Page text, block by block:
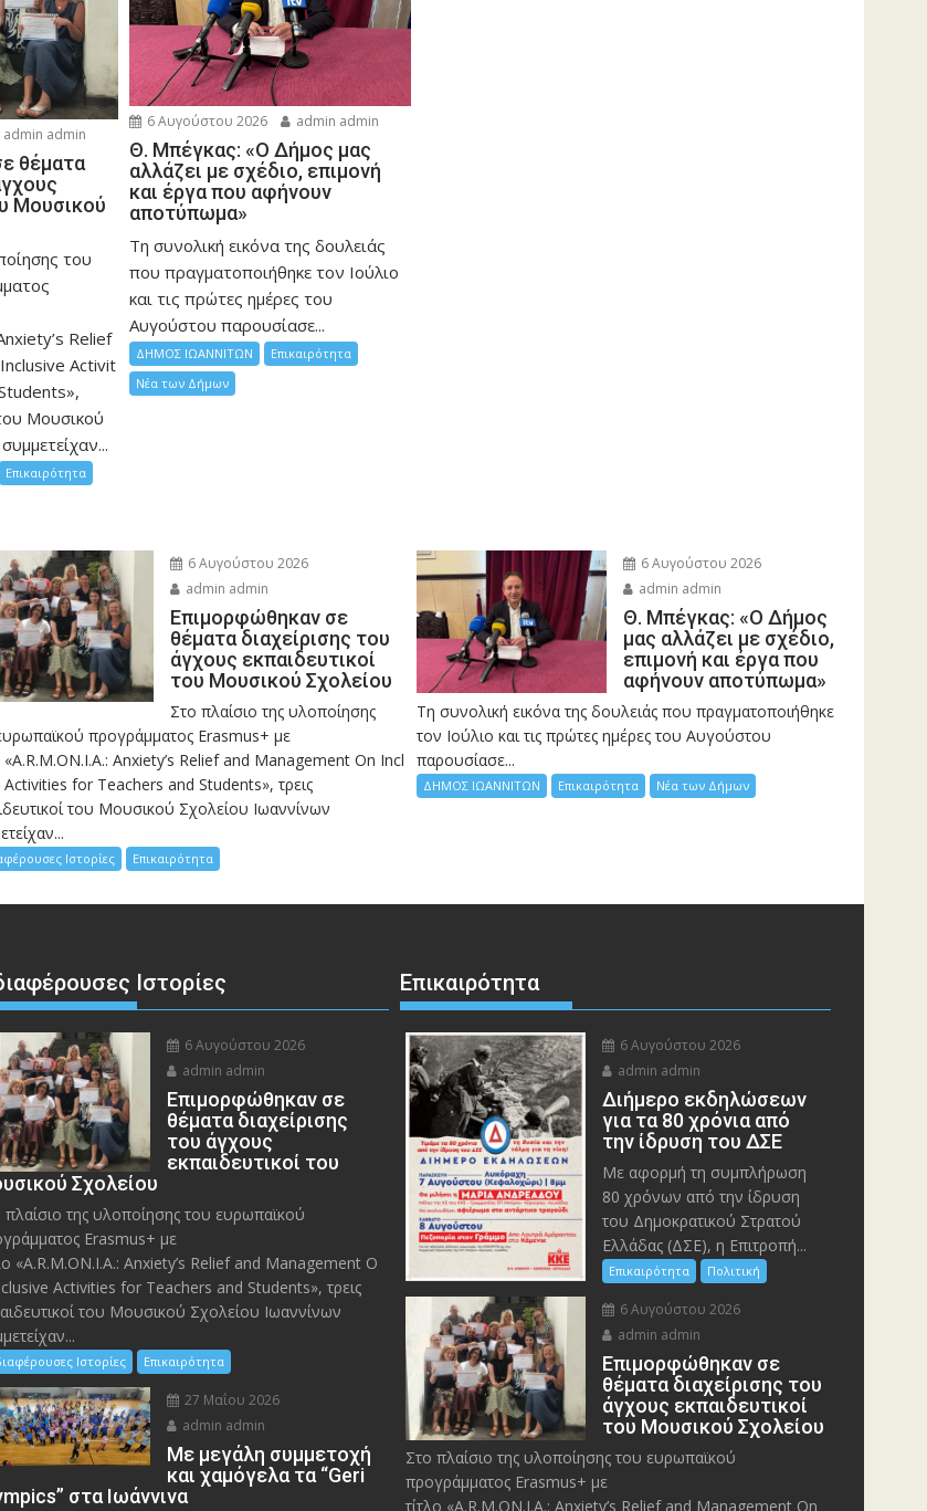
admin admin
θέματα
Μουσικού
του
Relief
Activit
Μουσικού
Επικαιρότητα
6 Αυγούστου 2026 admin admin
Θ. Μπέγκας: «Ο Δήμος μας
αλλάζει με σχέδιο, επιμονή
και έργα που αφήνουν
αποτύπωμα»
Τη συνολική εικόνα της δουλειάς
που πραγματοποιήθηκε τον Ιούλιο
και τις πρώτες ημέρες του
Αυγούστου παρουσίασε...
ΔΗΜΟΣ ΙΩΑΝΝΙΤΩΝ
Επικαιρότητα
Νέα των Δήμων
6 Αυγούστου 2026
admin admin
Eπιμορφώθηκαν σε
θέματα διαχείρισης του
άγχους εκπαιδευτικοί
του Μουσικού Σχολείου
Στο πλαίσιο της υλοποίησης
προγράμματος Erasmus+ με
«A.R.M.ON.I.A.: Anxiety’s Relief and Management On Incl
for Teachers and Students», τρεις
του Μουσικού Σχολείου Ιωαννίνων
Ιστορίες Επικαιρότητα
6 Αυγούστου 2026
admin admin
Θ. Μπέγκας: «Ο Δήμος
μας αλλάζει με σχέδιο,
επιμονή και έργα που
αφήνουν αποτύπωμα»
Τη συνολική εικόνα της δουλειάς που πραγματοποιήθηκε
τον Ιούλιο και τις πρώτες ημέρες του Αυγούστου
παρουσίασε...
ΔΗΜΟΣ ΙΩΑΝΝΙΤΩΝ Επικαιρότητα Νέα των Δήμων
Ιστορίες
6 Αυγούστου 2026
admin admin
Eπιμορφώθηκαν σε
θέματα διαχείρισης
του άγχους
εκπαιδευτικοί του
Σχολείου
πλαίσιο της υλοποίησης του ευρωπαϊκού
Erasmus+ με
«A.R.M.ON.I.A.: Anxiety’s Relief and Management O
Activities for Teachers and Students», τρεις
του Μουσικού Σχολείου Ιωαννίνων
Ιστορίες Επικαιρότητα
27 Μαΐου 2026
admin admin
Με μεγάλη συμμετοχή
και χαμόγελα τα “Geri
στα Ιωάννινα
Επικαιρότητα
6 Αυγούστου 2026
admin admin
Διήμερο εκδηλώσεων
για τα 80 χρόνια από
την ίδρυση του ΔΣΕ
Με αφορμή τη συμπλήρωση
80 χρόνων από την ίδρυση
του Δημοκρατικού Στρατού
Ελλάδας (ΔΣΕ), η Επιτροπή...
Επικαιρότητα Πολιτική
6 Αυγούστου 2026
admin admin
Eπιμορφώθηκαν σε
θέματα διαχείρισης του
άγχους εκπαιδευτικοί
του Μουσικού Σχολείου
Στο πλαίσιο της υλοποίησης του ευρωπαϊκού
προγράμματος Erasmus+ με
τίτλο «A.R.M.ON.I.A.: Anxiety’s Relief and Management On